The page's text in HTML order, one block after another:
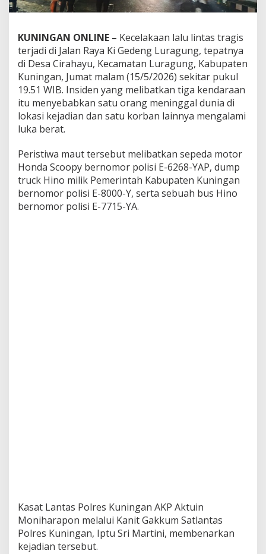
KUNINGAN ONLINE – Kecelakaan lalu lintas tragis
terjadi di Jalan Raya Ki Gedeng Luragung, tepatnya
di Desa Cirahayu, Kecamatan Luragung, Kabupaten
Kuningan, Jumat malam (15/5/2026) sekitar pukul
19.51 WIB. Insiden yang melibatkan tiga kendaraan
itu menyebabkan satu orang meninggal dunia di
lokasi kejadian dan satu korban lainnya mengalami
luka berat.
Peristiwa maut tersebut melibatkan sepeda motor
Honda Scoopy bernomor polisi E-6268-YAP, dump
truck Hino milik Pemerintah Kabupaten Kuningan
bernomor polisi E-8000-Y, serta sebuah bus Hino
bernomor polisi E-7715-YA.
Kasat Lantas Polres Kuningan AKP Aktuin
Moniharapon melalui Kanit Gakkum Satlantas
Polres Kuningan, Iptu Sri Martini, membenarkan
kejadian tersebut.